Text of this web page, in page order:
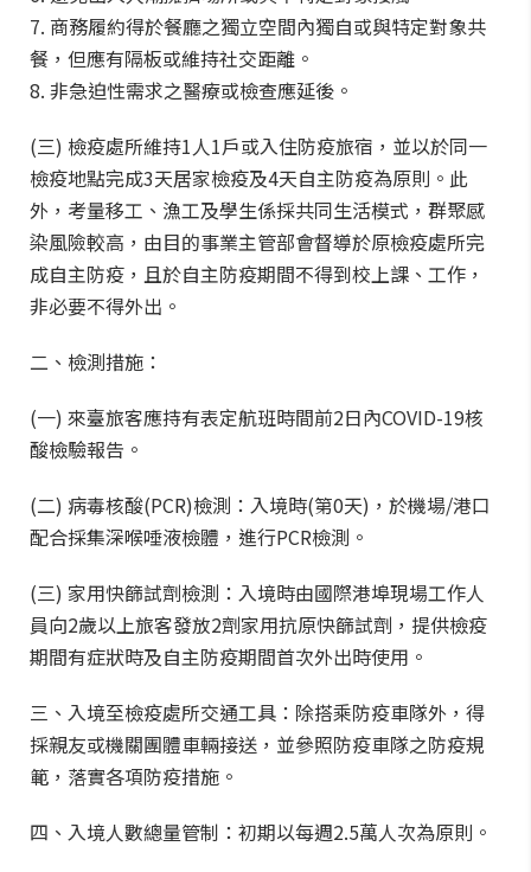
7. 商務履約得於餐廳之獨立空間內獨自或與特定對象共
餐，但應有隔板或維持社交距離。
8. 非急迫性需求之醫療或檢查應延後。
(三) 檢疫處所維持1人1戶或入住防疫旅宿，並以於同一
檢疫地點完成3天居家檢疫及4天自主防疫為原則。此
外，考量移工、漁工及學生係採共同生活模式，群聚感
染風險較高，由目的事業主管部會督導於原檢疫處所完
成自主防疫，且於自主防疫期間不得到校上課、工作，
非必要不得外出。
二、檢測措施：
(一) 來臺旅客應持有表定航班時間前2日內COVID-19核
酸檢驗報告。
(二) 病毒核酸(PCR)檢測：入境時(第0天)，於機場/港口
配合採集深喉唾液檢體，進行PCR檢測。
(三) 家用快篩試劑檢測：入境時由國際港埠現場工作人
員向2歲以上旅客發放2劑家用抗原快篩試劑，提供檢疫
期間有症狀時及自主防疫期間首次外出時使用。
三、入境至檢疫處所交通工具：除搭乘防疫車隊外，得
採親友或機關團體車輛接送，並參照防疫車隊之防疫規
範，落實各項防疫措施。
四、入境人數總量管制：初期以每週2.5萬人次為原則。